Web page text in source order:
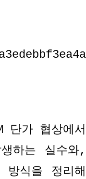
단가 협상에서
하는 실수와,
식을 정리해